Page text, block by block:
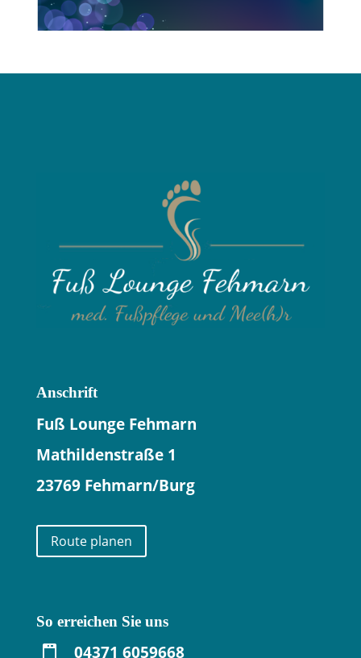
Anschrift
Fuß Lounge Fehmarn
Mathildenstraße 1
23769 Fehmarn/Burg
Route planen
So erreichen Sie uns
04371 6059668